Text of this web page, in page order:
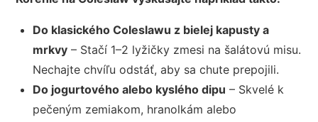
Do klasického Coleslawu z bielej kapusty a
mrkvy – Stačí 1–2 lyžičky zmesi na šalátovú misu.
Nechajte chvíľu odstáť, aby sa chute prepojili.
Do jogurtového alebo kyslého dipu – Skvelé k
pečeným zemiakom, hranolkám alebo